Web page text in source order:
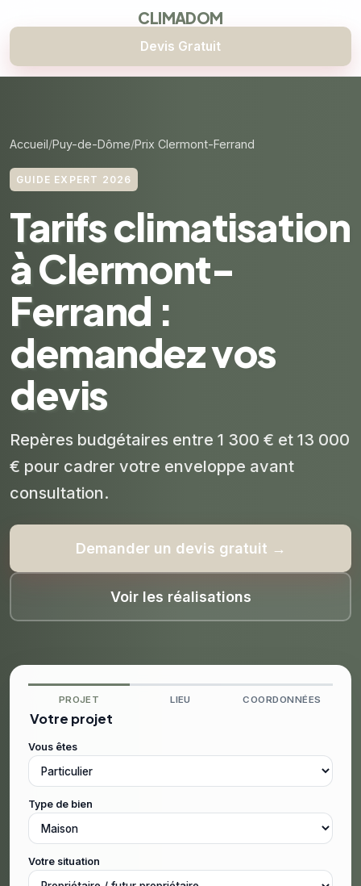
CLIMADOM
Devis Gratuit
Accueil Puy-de-Dôme Prix Clermont-Ferrand
GUIDE EXPERT 2026
Tarifs climatisation
à Clermont-
Ferrand :
demandez vos
devis
Repères budgétaires entre 1 300 € et 13 000
€ pour cadrer votre enveloppe avant
consultation.
Demander un devis gratuit →
Voir les réalisations
PROJET LIEU COORDONNÉES
Votre projet
Vous êtes
Type de bien
Votre situation